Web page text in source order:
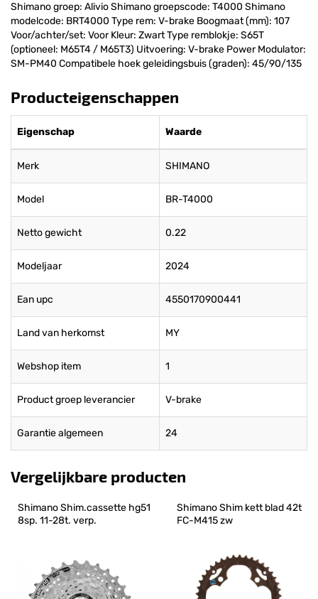
Shimano groep: Alivio Shimano groepscode: T4000 Shimano
modelcode: BRT4000 Type rem: V-brake Boogmaat (mm): 107
Voor/achter/set: Voor Kleur: Zwart Type remblokje: S65T
(optioneel: M65T4 / M65T3) Uitvoering: V-brake Power Modulator:
SM-PM40 Compatibele hoek geleidingsbuis (graden): 45/90/135
Producteigenschappen
Eigenschap Waarde
Merk SHIMANO
Model BR-T4000
Netto gewicht 0.22
Modeljaar 2024
Ean upc 4550170900441
Land van herkomst MY
Webshop item 1
Product groep leverancier V-brake
Garantie algemeen 24
Vergelijkbare producten
Shimano Shim.cassette hg51
8sp. 11-28t. verp.
Shimano Shim kett blad 42t
FC-M415 zw